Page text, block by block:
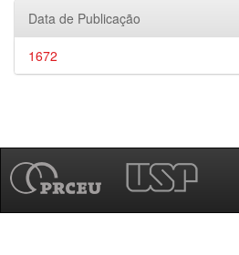
Data de Publicação
1672